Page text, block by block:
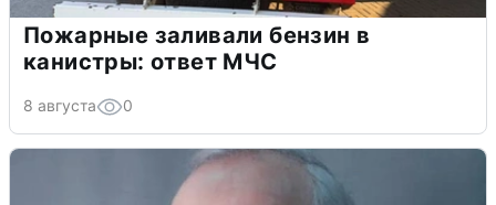
Пожарные заливали бензин в
канистры: ответ МЧС
8 августа 0